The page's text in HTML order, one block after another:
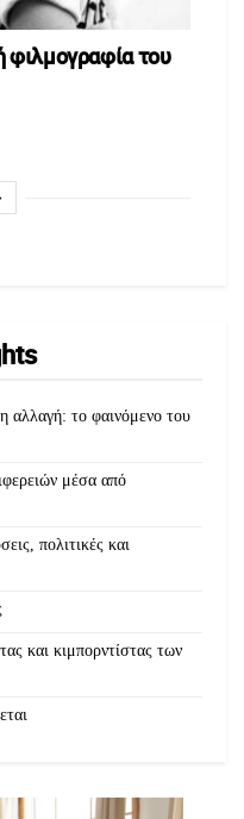
του
αλλαγή: το φαινόμενο του
μέσα από
πολιτικές και
και κιμπορντίστας των